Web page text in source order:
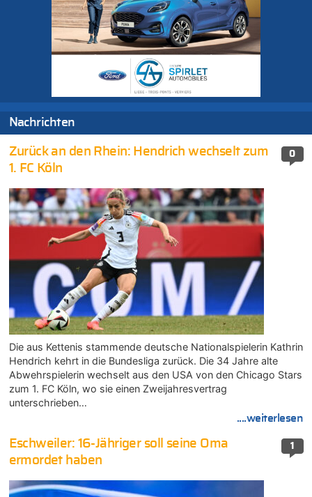
Nachrichten
0
Zurück an den Rhein: Hendrich wechselt zum
1. FC Köln
Die aus Kettenis stammende deutsche Nationalspielerin Kathrin
Hendrich kehrt in die Bundesliga zurück. Die 34 Jahre alte
Abwehrspielerin wechselt aus den USA von den Chicago Stars
zum 1. FC Köln, wo sie einen Zweijahresvertrag
unterschrieben…
....weiterlesen
1
Eschweiler: 16-Jähriger soll seine Oma
ermordet haben